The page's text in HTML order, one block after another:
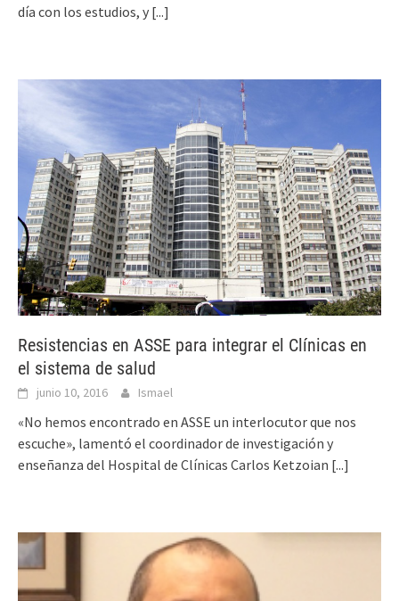
día con los estudios, y [...]
Resistencias en ASSE para integrar el Clínicas en
el sistema de salud
junio 10, 2016 Ismael
«No hemos encontrado en ASSE un interlocutor que nos
escuche», lamentó el coordinador de investigación y
enseñanza del Hospital de Clínicas Carlos Ketzoian [...]